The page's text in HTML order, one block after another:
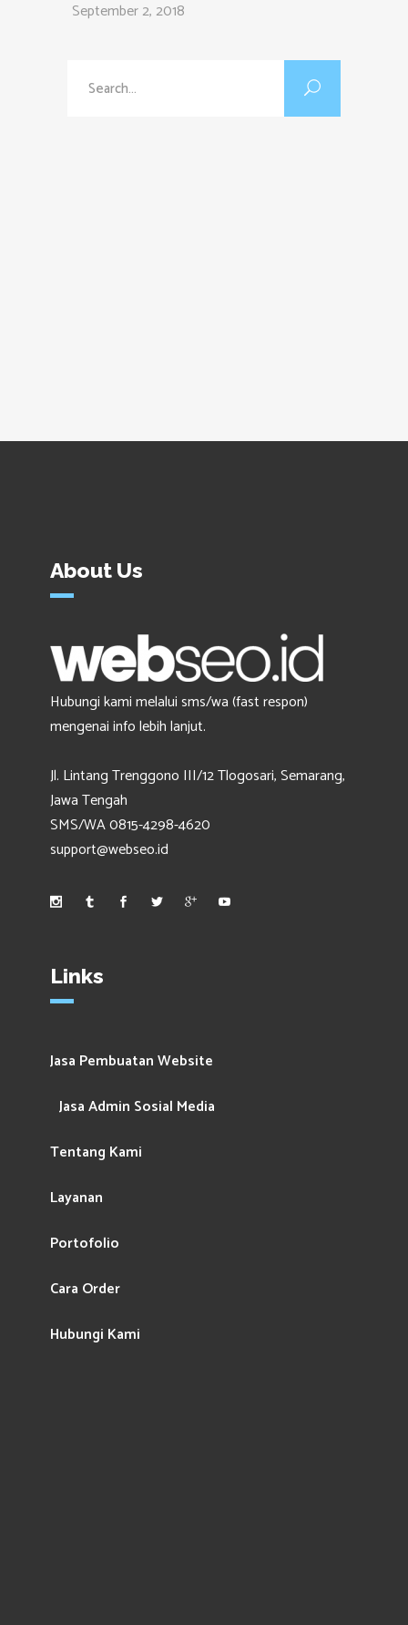
September 2, 2018
About Us
Hubungi kami melalui sms/wa (fast respon)
mengenai info lebih lanjut.
Jl. Lintang Trenggono III/12 Tlogosari, Semarang,
Jawa Tengah
SMS/WA 0815-4298-4620
support@webseo.id
Links
Jasa Pembuatan Website
Jasa Admin Sosial Media
Tentang Kami
Layanan
Portofolio
Cara Order
Hubungi Kami